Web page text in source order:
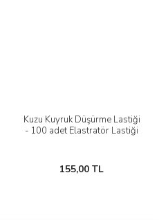
Kuzu Kuyruk Düşürme Lastiği
- 100 adet Elastratör Lastiği
155,00 TL